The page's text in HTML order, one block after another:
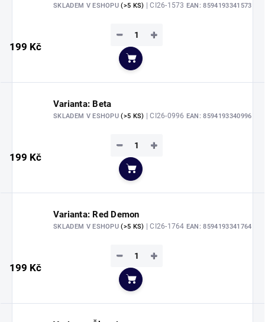
SKLADEM V ESHOPU(>5 KS) | CI26-1573 EAN: 8594193341573
199 Kč
+
−
Do košíku
Varianta: Beta
SKLADEM V ESHOPU(>5 KS) | CI26-0996 EAN: 8594193340996
199 Kč
+
−
Do košíku
Varianta: Red Demon
SKLADEM V ESHOPU(>5 KS) | CI26-1764 EAN: 8594193341764
199 Kč
+
−
Do košíku